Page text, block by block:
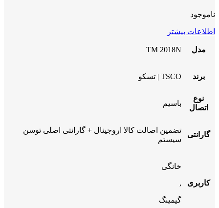
ناموجود
اطلاعات بیشتر
مدل TM 2018N
برند TSCO | تسکو
نوع
اتصال
باسیم
گارانتی
تضمین اصالت کالا اروجینال + گارانتی اصلی توسن
سیستم
کاربری
خانگی
,
گیمینگ